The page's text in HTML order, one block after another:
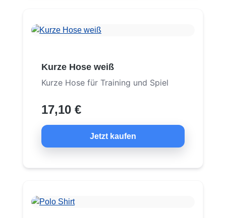
Kurze Hose weiß
Kurze Hose für Training und Spiel
17,10 €
Jetzt kaufen